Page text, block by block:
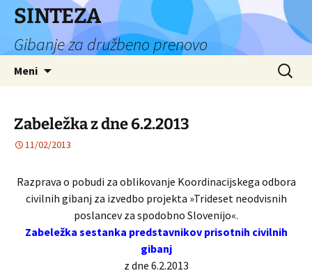
Preskoči
vsebino
SINTEZA
Gibanje za družbeno prenovo
Meni Išči:
Zabeležka z dne 6.2.2013
11/02/2013
Razprava o pobudi za oblikovanje Koordinacijskega odbora
civilnih gibanj za izvedbo projekta »Trideset neodvisnih
poslancev za spodobno Slovenijo«.
Zabeležka sestanka predstavnikov prisotnih civilnih
gibanj
z dne 6.2.2013